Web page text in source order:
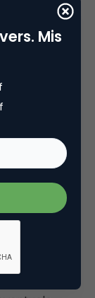
kunnen
time
zijn
is
Mis